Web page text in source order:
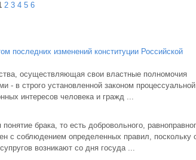
2 3 4 5 6
последних изменений конституции Российской
осуществляющая свои властные полномочия
- в строго установленной законом процессуальной
интересов человека и гражд ...
брака, то есть добровольного,
соблюдением определенных правил, поскольку
возникают со дня госуда ...